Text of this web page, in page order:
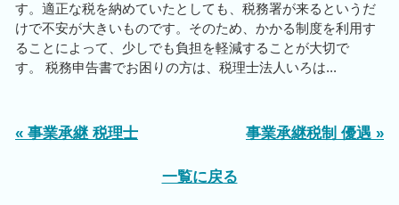
す。適正な税を納めていたとしても、税務署が来るというだ
けで不安が大きいものです。そのため、かかる制度を利用す
ることによって、少しでも負担を軽減することが大切で
す。 税務申告書でお困りの方は、税理士法人いろは...
« 事業承継 税理士 事業承継税制 優遇 »
一覧に戻る